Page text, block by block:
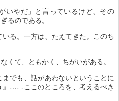
いやだ」と言っているけど、その
るのである。
る。一方は、たえてきた。このち
くて、ともかく、ちがいがある。
でも、話があわないということに
』……ここのところを、考えるべき